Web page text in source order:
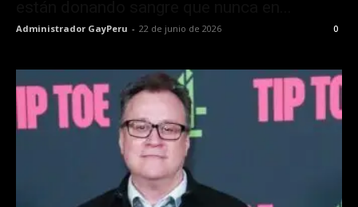
Administrador GayPeru - 22 de junio de 2026 0